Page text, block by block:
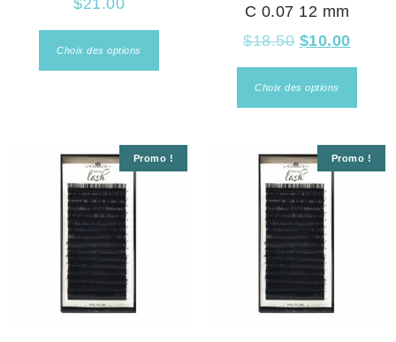
$21.00
Choix des options
C 0.07 12 mm
$18.50 $10.00
Choix des options
Promo ! Promo !